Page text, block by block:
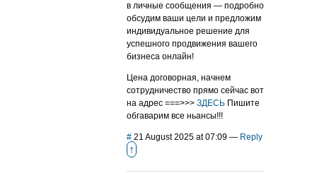
в личные сообщения — подробно
обсудим ваши цели и предложим
индивидуальное решение для
успешного продвижения вашего
бизнеса онлайн!
Цена договорная, начнем
сотрудничество прямо сейчас вот
на адрес ===>>> ЗДЕСЬ Пишите
обгаварим все ньансы!!!
# 21 August 2025 at 07:09 — Reply
↑